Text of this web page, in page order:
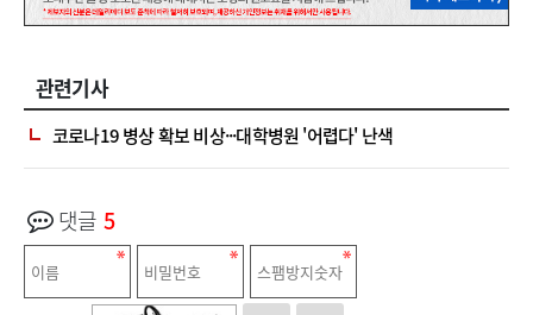
관련기사
코로나19 병상 확보 비상···대학병원 '어렵다' 난색
댓글 5